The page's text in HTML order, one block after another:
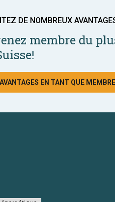
DE NOMBREUX
membre du
EN TANT QUE MEMBRE